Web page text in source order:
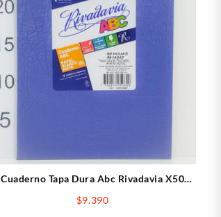
Cuaderno Tapa Dura Abc Rivadavia X50
$9.390